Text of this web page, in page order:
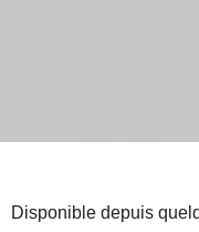
Disponible depuis